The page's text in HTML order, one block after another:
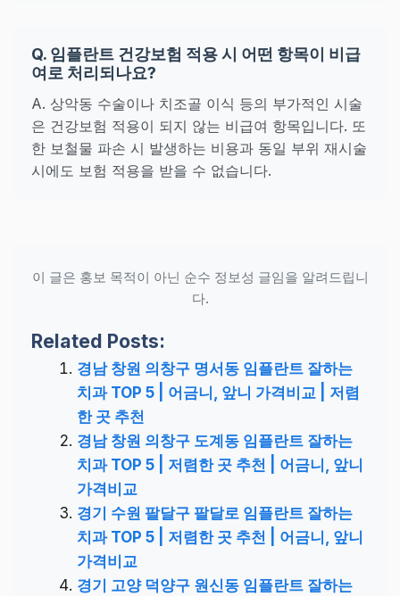
Q. 임플란트 건강보험 적용 시 어떤 항목이 비급
여로 처리되나요?
A. 상악동 수술이나 치조골 이식 등의 부가적인 시술
은 건강보험 적용이 되지 않는 비급여 항목입니다. 또
한 보철물 파손 시 발생하는 비용과 동일 부위 재시술
시에도 보험 적용을 받을 수 없습니다.
이 글은 홍보 목적이 아닌 순수 정보성 글임을 알려드립니
다.
Related Posts:
경남 창원 의창구 명서동 임플란트 잘하는
치과 TOP 5 | 어금니, 앞니 가격비교 | 저렴
한 곳 추천
경남 창원 의창구 도계동 임플란트 잘하는
치과 TOP 5 | 저렴한 곳 추천 | 어금니, 앞니
가격비교
경기 수원 팔달구 팔달로 임플란트 잘하는
치과 TOP 5 | 저렴한 곳 추천 | 어금니, 앞니
가격비교
경기 고양 덕양구 원신동 임플란트 잘하는